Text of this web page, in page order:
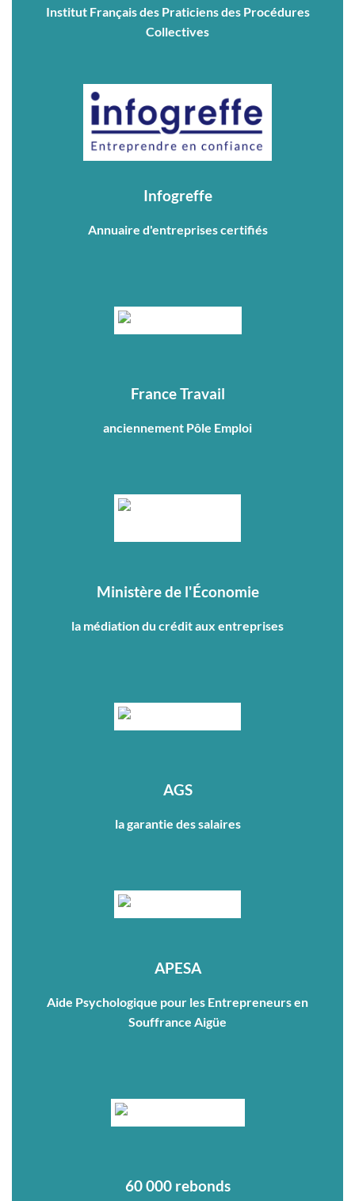
Institut Français des Praticiens des Procédures
Collectives
Infogreffe
Annuaire d'entreprises certifiés
France Travail
anciennement Pôle Emploi
Ministère de l'Économie
la médiation du crédit aux entreprises
AGS
la garantie des salaires
APESA
Aide Psychologique pour les Entrepreneurs en
Souffrance Aigüe
60 000 rebonds